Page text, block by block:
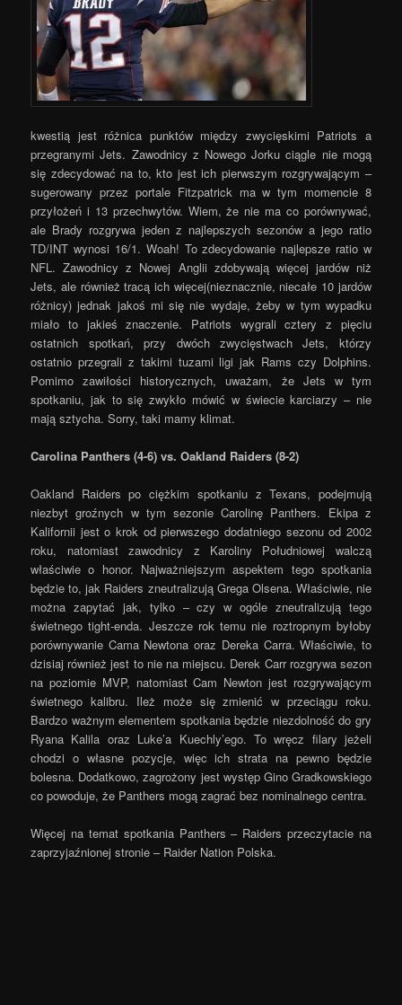
kwestią jest różnica punktów między zwycięskimi Patriots a
przegranymi Jets. Zawodnicy z Nowego Jorku ciągle nie mogą
się zdecydować na to, kto jest ich pierwszym rozgrywającym –
sugerowany przez portale Fitzpatrick ma w tym momencie 8
przyłożeń i 13 przechwytów. Wiem, że nie ma co porównywać,
ale Brady rozgrywa jeden z najlepszych sezonów a jego ratio
TD/INT wynosi 16/1. Woah! To zdecydowanie najlepsze ratio w
NFL. Zawodnicy z Nowej Anglii zdobywają więcej jardów niż
Jets, ale również tracą ich więcej(nieznacznie, niecałe 10 jardów
różnicy) jednak jakoś mi się nie wydaje, żeby w tym wypadku
miało to jakieś znaczenie. Patriots wygrali cztery z pięciu
ostatnich spotkań, przy dwóch zwycięstwach Jets, którzy
ostatnio przegrali z takimi tuzami ligi jak Rams czy Dolphins.
Pomimo zawiłości historycznych, uważam, że Jets w tym
spotkaniu, jak to się zwykło mówić w świecie karciarzy – nie
mają sztycha. Sorry, taki mamy klimat.
Carolina Panthers (4-6) vs. Oakland Raiders (8-2)
Oakland Raiders po ciężkim spotkaniu z Texans, podejmują
niezbyt groźnych w tym sezonie Carolinę Panthers. Ekipa z
Kalifornii jest o krok od pierwszego dodatniego sezonu od 2002
roku, natomiast zawodnicy z Karoliny Południowej walczą
właściwie o honor. Najważniejszym aspektem tego spotkania
będzie to, jak Raiders zneutralizują Grega Olsena. Właściwie, nie
można zapytać jak, tylko – czy w ogóle zneutralizują tego
świetnego tight-enda. Jeszcze rok temu nie roztropnym byłoby
porównywanie Cama Newtona oraz Dereka Carra. Właściwie, to
dzisiaj również jest to nie na miejscu. Derek Carr rozgrywa sezon
na poziomie MVP, natomiast Cam Newton jest rozgrywającym
świetnego kalibru. Ileż może się zmienić w przeciągu roku.
Bardzo ważnym elementem spotkania będzie niezdolność do gry
Ryana Kalila oraz Luke’a Kuechly’ego. To wręcz filary jeżeli
chodzi o własne pozycje, więc ich strata na pewno będzie
bolesna. Dodatkowo, zagrożony jest występ Gino Gradkowskiego
co powoduje, że Panthers mogą zagrać bez nominalnego centra.
Więcej na temat spotkania Panthers – Raiders przeczytacie na
zaprzyjaźnionej stronie – Raider Nation Polska.